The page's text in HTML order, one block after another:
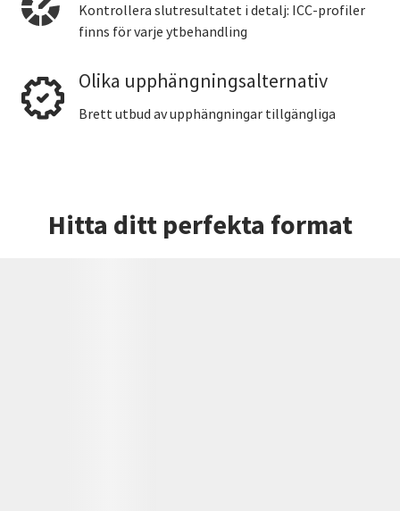
Kontrollera slutresultatet i detalj: ICC-profiler
finns för varje ytbehandling
Olika upphängningsalternativ
Brett utbud av upphängningar tillgängliga
Hitta ditt perfekta format